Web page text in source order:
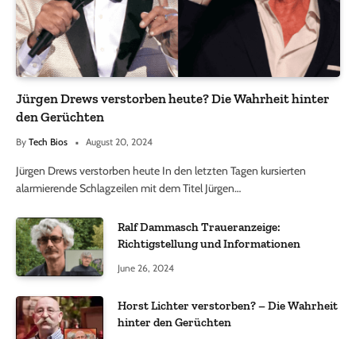
Jürgen Drews verstorben heute? Die Wahrheit hinter
den Gerüchten
By Tech Bios August 20, 2024
Jürgen Drews verstorben heute In den letzten Tagen kursierten
alarmierende Schlagzeilen mit dem Titel Jürgen…
Ralf Dammasch Traueranzeige:
Richtigstellung und Informationen
June 26, 2024
Horst Lichter verstorben? – Die Wahrheit
hinter den Gerüchten